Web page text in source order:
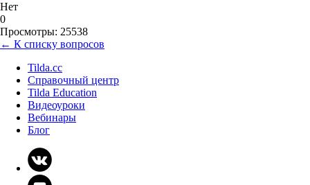
Нет
0
Просмотры: 25538
← К списку вопросов
Tilda.cc
Справочный центр
Tilda Education
Видеоуроки
Вебинары
Блог